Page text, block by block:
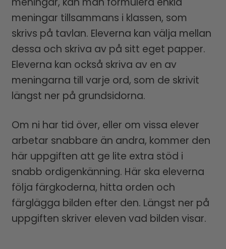
meningar tillsammans i klassen, som
skrivs på tavlan. Eleverna kan välja mellan
dessa och skriva av på sitt eget papper.
Eleverna kan också skriva av en av
meningarna till varje ord, som de skrivit
längst ner på grundsidorna.
Om ni har tid över, eller om vissa elever
arbetar snabbare än andra, kommer den
här uppgiften att ge lite extra stöd i
snabb ordigenkänning. Här ska eleverna
följa färgkoderna, hitta orden och
färglägga bilden efter den. Längst ner på
uppgiften skriver eleven vad bilden visar.